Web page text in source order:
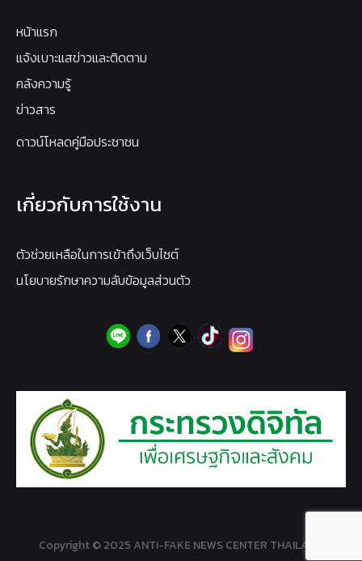
หน้าแรก
แจ้งเบาะแสข่าวและติดตาม
คลังความรู้
ข่าวสาร
ดาวน์โหลดคู่มือประชาชน
เกี่ยวกับการใช้งาน
ตัวช่วยเหลือในการเข้าถึงเว็บไซต์
นโยบายรักษาความลับข้อมูลส่วนตัว
Copyright © 2025 ANTI-FAKE NEWS CENTER THAILAND